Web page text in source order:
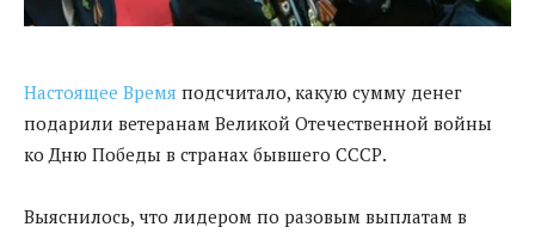
Настоящее Время подсчитало, какую сумму денег
подарили ветеранам Великой Отечественной войны
ко Дню Победы в странах бывшего СССР.
Выяснилось, что лидером по разовым выплатам в